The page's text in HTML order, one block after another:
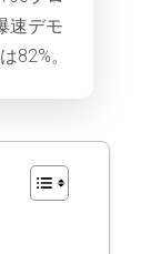
速デモ
82%。